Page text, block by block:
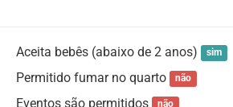
Aceita bebês (abaixo de 2 anos) sim
Permitido fumar no quarto não
Eventos são permitidos não